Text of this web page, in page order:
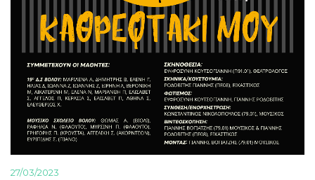
27/03/2023